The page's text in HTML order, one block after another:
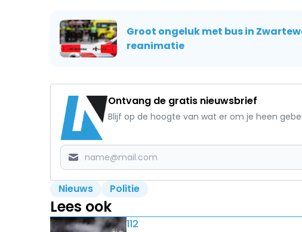
Groot ongeluk met bus in
reanimatie
Ontvang de gratis nieuwsbrief
Blijf op de hoogte van wat er om je heen
Nieuws Politie
Lees ook
112